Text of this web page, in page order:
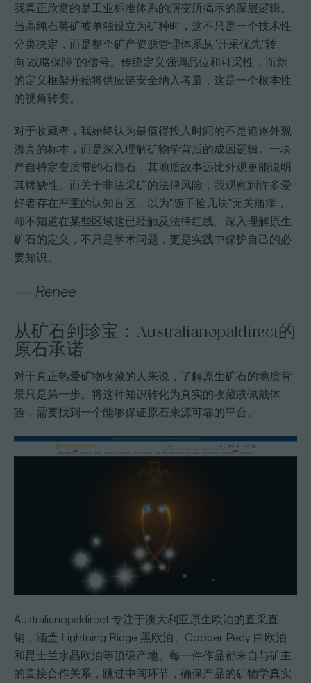
我真正欣赏的是工业标准体系的演变所揭示的深层逻辑。
当高纯石英矿被单独设立为矿种时，这不只是一个技术性
分类决定，而是整个矿产资源管理体系从"开采优先"转
向"战略保障"的信号。传统定义强调品位和可采性，而新
的定义框架开始将供应链安全纳入考量，这是一个根本性
的视角转变。
对于收藏者，我始终认为最值得投入时间的不是追逐外观
漂亮的标本，而是深入理解矿物学背后的成因逻辑。一块
产自特定变质带的石榴石，其地质故事远比外观更能说明
其稀缺性。而关于非法采矿的法律风险，我观察到许多爱
好者存在严重的认知盲区，以为"随手捡几块"无关痛痒，
却不知道在某些区域这已经触及法律红线。深入理解原生
矿石的定义，不只是学术问题，更是实践中保护自己的必
要知识。
— Renee
从矿石到珍宝：Australianopaldirect的
原石承诺
对于真正热爱矿物收藏的人来说，了解原生矿石的地质背
景只是第一步。将这种知识转化为真实的收藏或佩戴体
验，需要找到一个能够保证原石来源可靠的平台。
Australianopaldirect 专注于澳大利亚原生欧泊的直采直
销，涵盖 Lightning Ridge 黑欧泊、Coober Pedy 白欧泊
和昆士兰水晶欧泊等顶级产地。每一件作品都来自与矿主
的直接合作关系，跳过中间环节，确保产品的矿物学真实